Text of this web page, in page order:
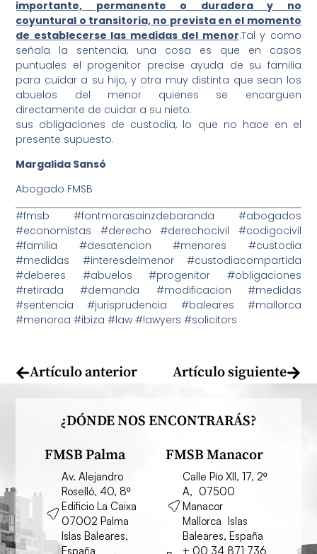
importante, permanente o duradera y no
coyuntural o transitoria, no prevista en el momento
de establecerse las medidas del menor.Tal y como
señala la sentencia, una cosa es que en casos
puntuales el progenitor precise ayuda de su familia
para cuidar a su hijo, y otra muy distinta que sean los
abuelos del menor quienes se encarguen
directamente de cuidar a su nieto.
sus obligaciones de custodia, lo que no hace en el
presente supuesto.
Margalida Sansó
Abogado FMSB
#fmsb #fontmorasainzdebaranda #abogados
#economistas #derecho #derechocivil #codigocivil
#familia #desatencion #menores #custodia
#medidas #interesdelmenor #custodiacompartida
#deberes #abuelos #progenitor #obligaciones
#retirada #demanda #modificacion #medidas
#sentencia #jurisprudencia #baleares #mallorca
#menorca #ibiza #law #lawyers #solicitors
Artículo anterior Artículo siguiente
¿DÓNDE NOS ENCONTRARÁS?
FMSB Palma
Av. Alejandro
Roselló, 40, 8º
Edificio La Caixa
07002 Palma
Islas Baleares,
España
FMSB Manacor
Calle Pío XII, 17, 2º
A, 07500
Manacor
Mallorca Islas
Baleares, España
+ 00 34 871 736